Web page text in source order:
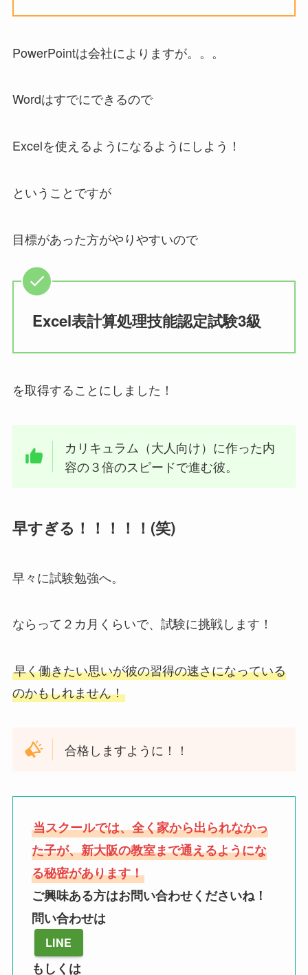
PowerPointは会社によりますが。。。
Wordはすでにできるので
Excelを使えるようになるようにしよう！
ということですが
目標があった方がやりやすいので
Excel表計算処理技能認定試験3級
を取得することにしました！
カリキュラム（大人向け）に作った内
容の３倍のスピードで進む彼。
早すぎる！！！！！(笑)
早々に試験勉強へ。
ならって２カ月くらいで、試験に挑戦します！
早く働きたい思いが彼の習得の速さになっている
のかもしれません！
合格しますように！！
当スクールでは、全く家から出られなかっ
た子が、新大阪の教室まで通えるようにな
る秘密があります！
ご興味ある方はお問い合わせくださいね！
問い合わせは
LINE
もしくは